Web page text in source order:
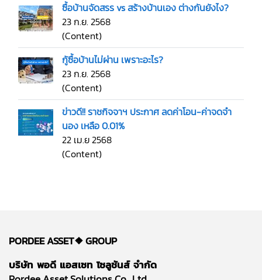
ซื้อบ้านจัดสรร vs สร้างบ้านเอง ต่างกันยังไง?
23 ก.ย. 2568
(Content)
กู้ซื้อบ้านไม่ผ่าน เพราะอะไร?
23 ก.ย. 2568
(Content)
ข่าวดี!! ราชกิจจาฯ ประกาศ ลดค่าโอน-ค่าจดจำ
นอง เหลือ 0.01%
22 เม.ย 2568
(Content)
PORDEE ASSET❖GROUP
บริษัท พอดี แอสเซท โซลูชันส์ จำกัด